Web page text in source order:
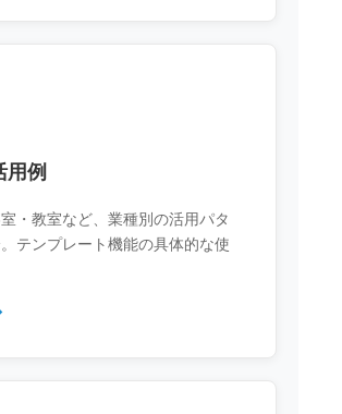
用例
・教室など、業種別の活用パタ
テンプレート機能の具体的な使